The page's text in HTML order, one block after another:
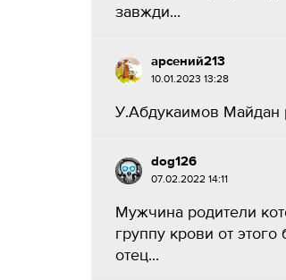
завжди...
арсений213
10.01.2023 13:28
У.Абдукаимов Майдан
dog126
07.02.2022 14:11
Мужчина родители
группу крови от
отец...